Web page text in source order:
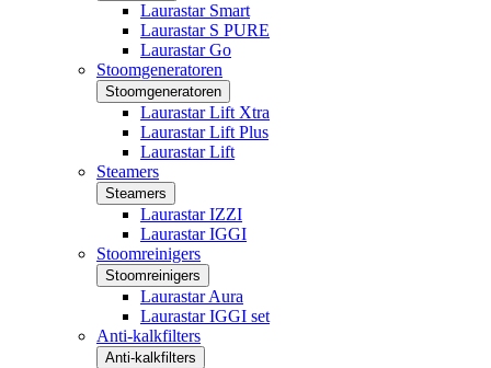
Laurastar Smart
Laurastar S PURE
Laurastar Go
Stoomgeneratoren
Stoomgeneratoren
Laurastar Lift Xtra
Laurastar Lift Plus
Laurastar Lift
Steamers
Steamers
Laurastar IZZI
Laurastar IGGI
Stoomreinigers
Stoomreinigers
Laurastar Aura
Laurastar IGGI set
Anti-kalkfilters
Anti-kalkfilters